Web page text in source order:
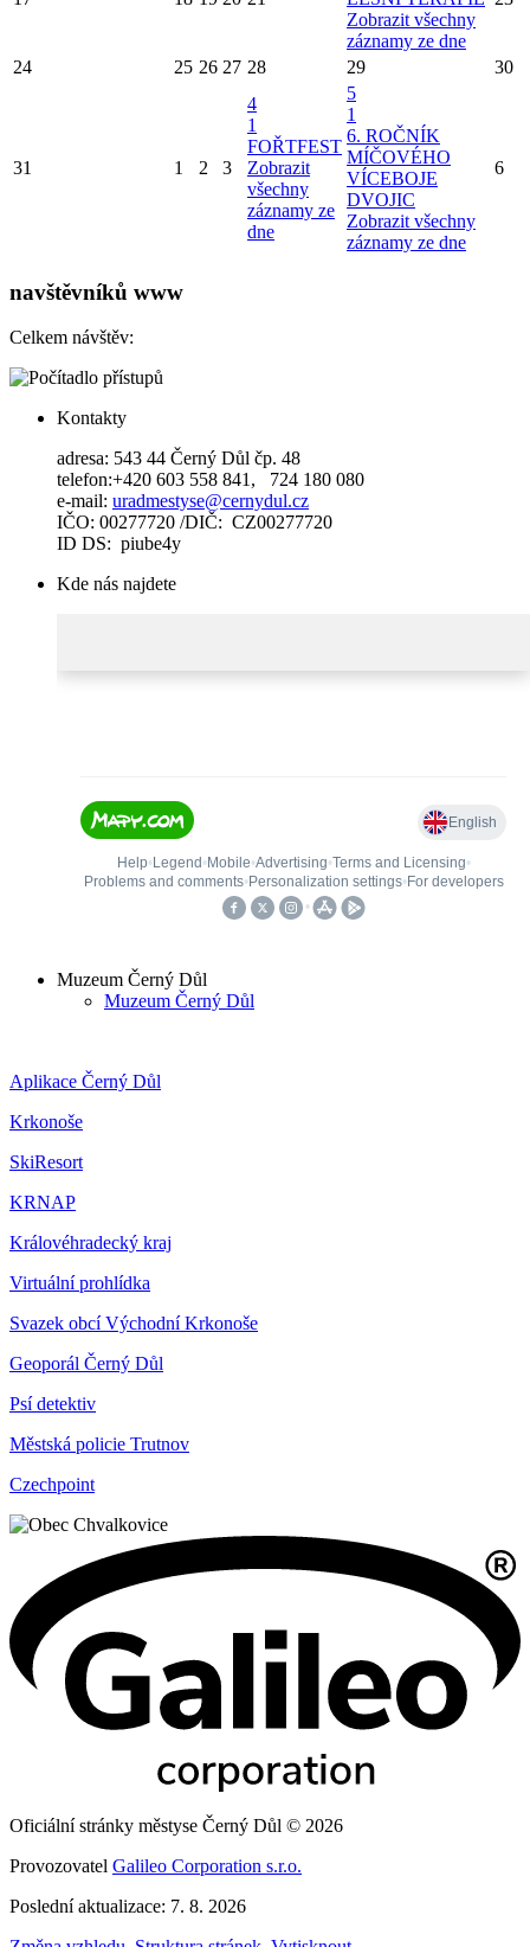
Zobrazit všechny
záznamy ze dne
24 25 26 27 28 29 30
31 1 2 3
4
1
FOŘTFEST
Zobrazit
všechny
záznamy ze
dne
5
1
6. ROČNÍK
MÍČOVÉHO
VÍCEBOJE
DVOJIC
Zobrazit všechny
záznamy ze dne
6
navštěvníků www
Celkem návštěv:
Kontakty
adresa: 543 44 Černý Důl čp. 48
telefon:+420 603 558 841, 724 180 080
e-mail: uradmestyse@cernydul.cz
IČO: 00277720 /DIČ: CZ00277720
ID DS: piube4y
Kde nás najdete
Muzeum Černý Důl
Muzeum Černý Důl
Aplikace Černý Důl
Krkonoše
SkiResort
KRNAP
Královéhradecký kraj
Virtuální prohlídka
Svazek obcí Východní Krkonoše
Geoporál Černý Důl
Psí detektiv
Městská policie Trutnov
Czechpoint
Oficiální stránky městyse Černý Důl © 2026
Provozovatel Galileo Corporation s.r.o.
Poslední aktualizace: 7. 8. 2026